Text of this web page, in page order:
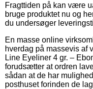
Fragttiden på kan være
bruge produktet nu og
du undersøger
En masse online
hverdag på massevis af
Line Eyeliner 4 gr. –
forudsætter at ordren
sådan at de har
posthuset forinden de